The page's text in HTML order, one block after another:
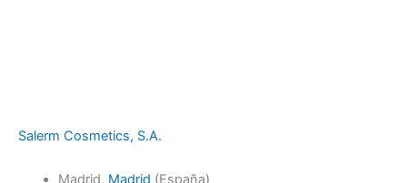
Salerm Cosmetics, S.A.
Madrid, Madrid (España)